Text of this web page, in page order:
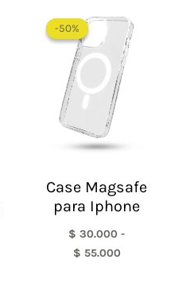
-50%
-50%
Case Magsafe
para Iphone
$ 30.000 -
$ 55.000
de
precios:
desde
$ 30.000
hasta